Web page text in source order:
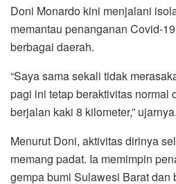
Doni Monardo kini menjalani
memantau penanganan Covid-
berbagai daerah.
“Saya sama sekali tidak
pagi ini tetap beraktivitas normal
berjalan kaki 8 kilometer,” ujarnya.
Menurut Doni, aktivitas dirinya
memang padat. Ia memimpin
gempa bumi Sulawesi Barat dan